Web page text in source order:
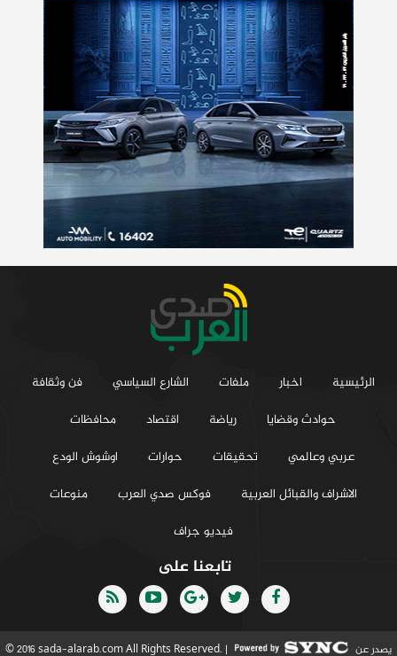
الرئيسية اخبار ملفات الشارع السياسي
فن وثقافة
حوادث وقضايا
رياضة اقتصاد
محافظات
عربي وعالمي
تحقيقات حوارات
اوشوش الودع
الاشراف والقبائل العربية
فوكس صدي العرب
منوعات
فيديو جراف
تابعنا على
© 2016 sada-alarab.com All Rights Reserved. | يصدر عن